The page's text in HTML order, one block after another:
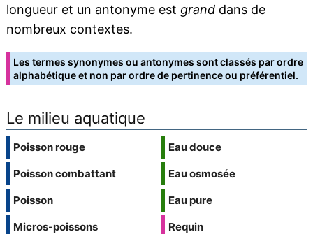
longueur et un antonyme est granddans de
nombreux contextes.
Les termes synonymes ou antonymes sont classés par ordre
alphabétique et non par ordre de pertinence ou préférentiel.
Le milieu aquatique
Poisson rouge
Poisson combattant
Poisson
Micros-poissons
Eau douce
Eau osmosée
Eau pure
Requin